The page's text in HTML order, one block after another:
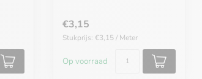
€3,15
Stukprijs: €3,15 / Meter
Op voorraad